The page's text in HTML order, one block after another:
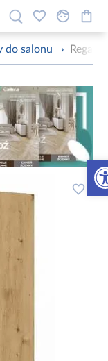
do salonu › Regał